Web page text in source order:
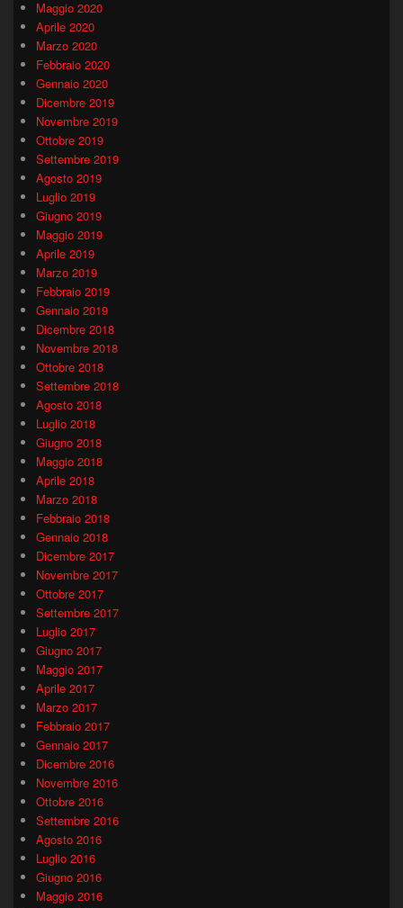
Maggio 2020
Aprile 2020
Marzo 2020
Febbraio 2020
Gennaio 2020
Dicembre 2019
Novembre 2019
Ottobre 2019
Settembre 2019
Agosto 2019
Luglio 2019
Giugno 2019
Maggio 2019
Aprile 2019
Marzo 2019
Febbraio 2019
Gennaio 2019
Dicembre 2018
Novembre 2018
Ottobre 2018
Settembre 2018
Agosto 2018
Luglio 2018
Giugno 2018
Maggio 2018
Aprile 2018
Marzo 2018
Febbraio 2018
Gennaio 2018
Dicembre 2017
Novembre 2017
Ottobre 2017
Settembre 2017
Luglio 2017
Giugno 2017
Maggio 2017
Aprile 2017
Marzo 2017
Febbraio 2017
Gennaio 2017
Dicembre 2016
Novembre 2016
Ottobre 2016
Settembre 2016
Agosto 2016
Luglio 2016
Giugno 2016
Maggio 2016